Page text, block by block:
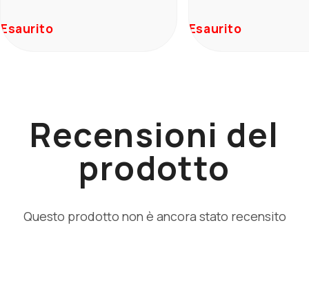
Esaurito Esaurito
Recensioni del
prodotto
Questo prodotto non è ancora stato recensito